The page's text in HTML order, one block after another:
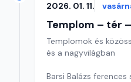
2026. 01. 11.
Templom – tér
Templomok és
és a nagyvilágban
Barsi Balázs